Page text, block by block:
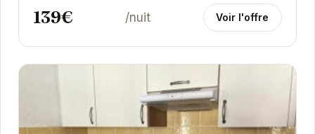
139€ /nuit Voir l'offre